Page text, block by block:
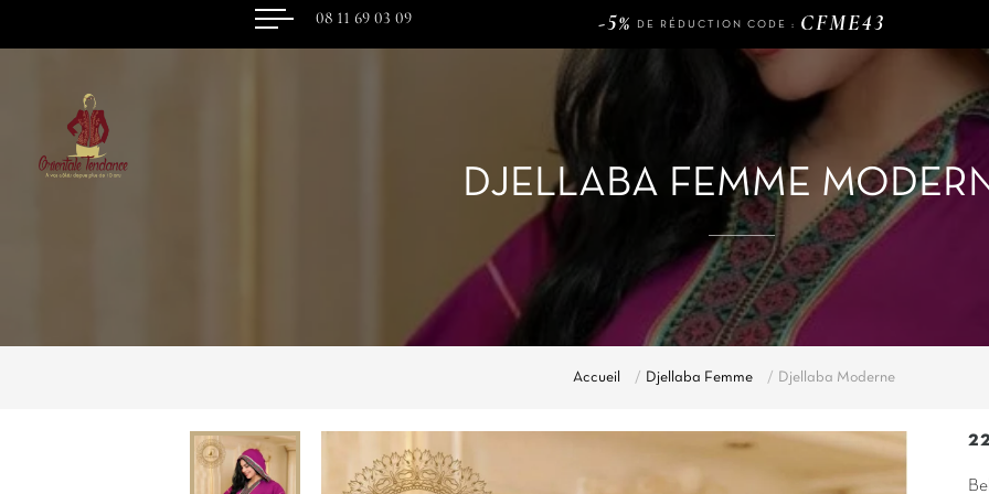
-5% DE RÉDUCTION CODE : CFME43
LIVRAISON GRATUITE DÈS120€D'ACHAT
-5% DE RÉDUCTION CODE : CFME43
08 11 69 03 09
DJELLABA FEMME
Accueil Djellaba Femme Djellaba Moderne